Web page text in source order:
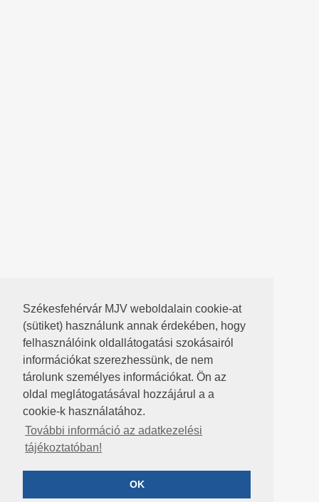
Székesfehérvár MJV weboldalain cookie-at
(sütiket) használunk annak érdekében, hogy
felhasználóink oldallátogatási szokásairól
információkat szerezhessünk, de nem
tárolunk személyes információkat. Ön az
oldal meglátogatásával hozzájárul a a
cookie-k használatához.
További információ az adatkezelési
tájékoztatóban!
OK